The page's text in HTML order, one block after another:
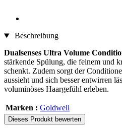
Beschreibung
Dualsenses Ultra Volume
stärkende Spülung, die feinem und
schenkt. Zudem sorgt der
aussieht und sich besser entwirren
voluminöses Haargefühl erleben.
Marken : Goldwell
Dieses Produkt bewerten